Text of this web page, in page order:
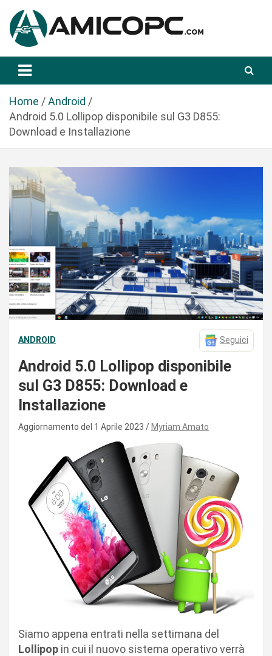
a
Amicopc.com
Home
Android
Android 5.0 Lollipop disponibile sul G3 D855:
Download e Installazione
ANDROID Seguici
Android 5.0 Lollipop disponibile
sul G3 D855: Download e
Installazione
Aggiornamento del 1 Aprile 2023 Myriam Amato
Siamo appena entrati nella settimana del
Lollipop in cui il nuovo sistema operativo verrà